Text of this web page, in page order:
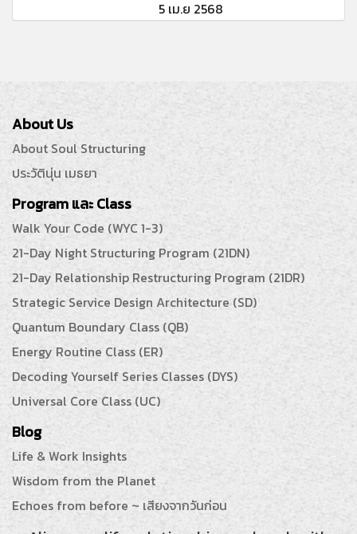
5 เม.ย 2568
About Us
About Soul Structuring
ประวัตินุ่น เมธยา
Program และ Class
Walk Your Code (WYC 1-3)
21-Day Night Structuring Program (21DN)
21-Day Relationship Restructuring Program (21DR)
Strategic Service Design Architecture (SD)
Quantum Boundary Class (QB)
Energy Routine Class (ER)
Decoding Yourself Series Classes (DYS)
Universal Core Class (UC)
Blog
Life & Work Insights
Wisdom from the Planet
Echoes from before ~ เสียงจากวันก่อน